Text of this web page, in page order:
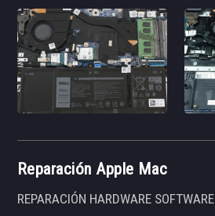
Reparación Apple Mac
REPARACIÓN HARDWARE SOFTWARE